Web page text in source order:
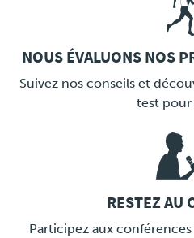
LINK
NOUS ÉVALUONS NOS
Suivez nos conseils et
test pour
LINK
RESTEZ AU
Participez aux